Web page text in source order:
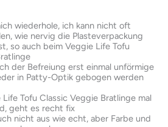
wiederhole, ich kann nicht oft
wie nervig die Plasteverpackung
so auch beim Veggie Life Tofu
der Befreiung erst einmal unförmige
in Patty-Optik gebogen werden
Tofu Classic Veggie Bratlinge mal
geht es recht fix
nicht aus wie echt, aber Farbe und